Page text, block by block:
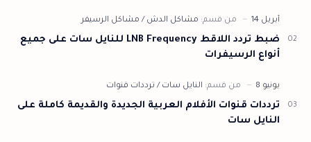
ضبط تردد اللاقط LNB Frequency للنايل سات على جميع
أنواع الرسيفرات
ترددات قنوات الأفلام العربية الجديدة والقديمة كاملة على
النايل سات